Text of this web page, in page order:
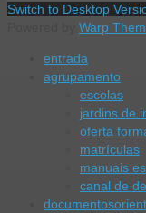
Switch to Desktop
Warp
entrada
agrupamento
escolas
jardins de
oferta
matrículas
manuais
canal de
documentos